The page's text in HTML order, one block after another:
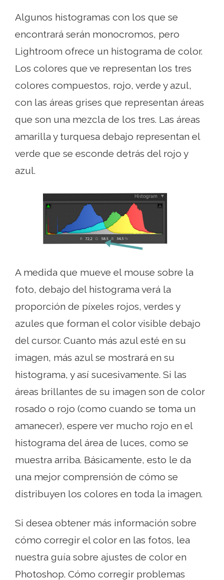
Algunos histogramas con los que se
encontrará serán monocromos, pero
Lightroom ofrece un histograma de color.
Los colores que ve representan los tres
colores compuestos, rojo, verde y azul,
con las áreas grises que representan áreas
que son una mezcla de los tres. Las áreas
amarilla y turquesa debajo representan el
verde que se esconde detrás del rojo y
azul.
A medida que mueve el mouse sobre la
foto, debajo del histograma verá la
proporción de píxeles rojos, verdes y
azules que forman el color visible debajo
del cursor. Cuanto más azul esté en su
imagen, más azul se mostrará en su
histograma, y ​​así sucesivamente. Si las
áreas brillantes de su imagen son de color
rosado o rojo (como cuando se toma un
amanecer), espere ver mucho rojo en el
histograma del área de luces, como se
muestra arriba. Básicamente, esto le da
una mejor comprensión de cómo se
distribuyen los colores en toda la imagen.
Si desea obtener más información sobre
cómo corregir el color en las fotos, lea
nuestra guía sobre ajustes de color en
Photoshop. Cómo corregir problemas